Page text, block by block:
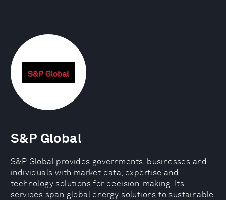
S&P Global
S&P Global provides governments, businesses and
individuals with market data, expertise and
technology solutions for decision-making. Its
services span global energy solutions to sustainable